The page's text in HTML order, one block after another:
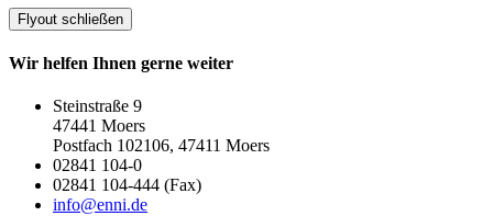
Flyout schließen
Wir helfen Ihnen gerne weiter
Steinstraße 9
47441 Moers
Postfach 102106, 47411 Moers
02841 104-0
02841 104-444 (Fax)
info@enni.de